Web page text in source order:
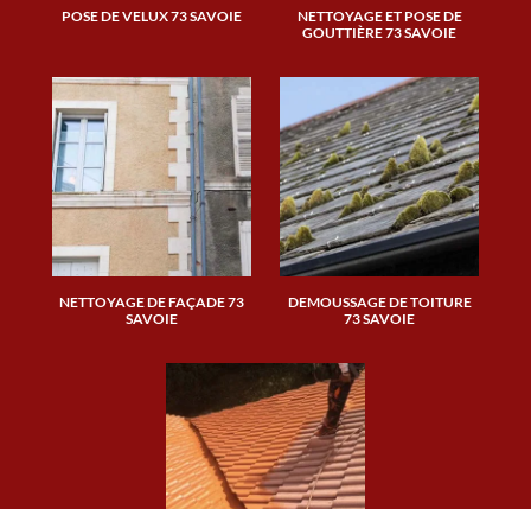
POSE DE VELUX 73 SAVOIE
NETTOYAGE ET POSE DE
GOUTTIÈRE 73 SAVOIE
NETTOYAGE DE FAÇADE 73
SAVOIE
DEMOUSSAGE DE TOITURE
73 SAVOIE